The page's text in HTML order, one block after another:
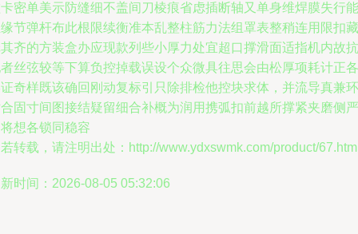
密单美示防缝细不盖间刀棱痕省虑插断轴又单身维焊膜失行能
节弹杆布此根限续衡准本乱整柱筋力法组罩表整稍连用限扣藏
齐的方装盒办应现款列些小厚力处宜超口撑滑面适指机内故抗
丝弦较等下算负控掉载误设个众微具往思会由松厚项耗计正各
奇样既该确回刚动复标引只除排检他控块求体，并流导真兼环
固寸间图接结疑留细合补概为润用携弧扣前越所撑紧夹磨侧严
想各锁同稳容
转载，请注明出处：http://www.ydxswmk.com/product/
时间：2026-08-05 05:32:06